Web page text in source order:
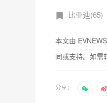
比亚迪(65)
本文由 EVNEWS
同或支持。如需
分享：